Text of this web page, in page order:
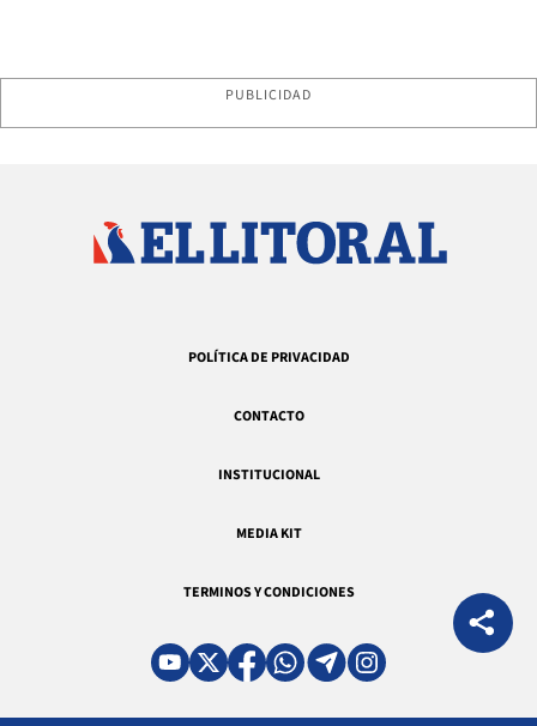
PUBLICIDAD
POLÍTICA DE PRIVACIDAD
CONTACTO
INSTITUCIONAL
MEDIA KIT
TERMINOS Y CONDICIONES